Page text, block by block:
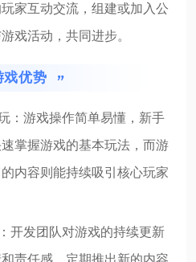
家互动交流，组建或加入公
戏活动，共同进步。
戏优势
：游戏操作简单易懂，新手
掌握游戏的基本玩法，而游
内容则能持续吸引核心玩家
开发团队对游戏的持续更新